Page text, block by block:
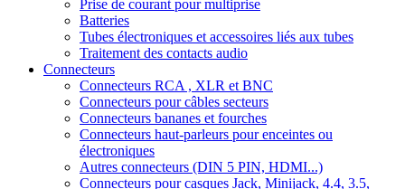
Prise de courant pour multiprise
Batteries
Tubes électroniques et accessoires liés aux tubes
Traitement des contacts audio
Connecteurs
Connecteurs RCA , XLR et BNC
Connecteurs pour câbles secteurs
Connecteurs bananes et fourches
Connecteurs haut-parleurs pour enceintes ou
électroniques
Autres connecteurs (DIN 5 PIN, HDMI...)
Connecteurs pour casques Jack, Minijack, 4.4, 3.5,